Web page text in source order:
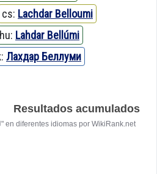
cs: Lachdar Belloumi
hu: Lahdar Bellúmi
Лахдар Беллуми